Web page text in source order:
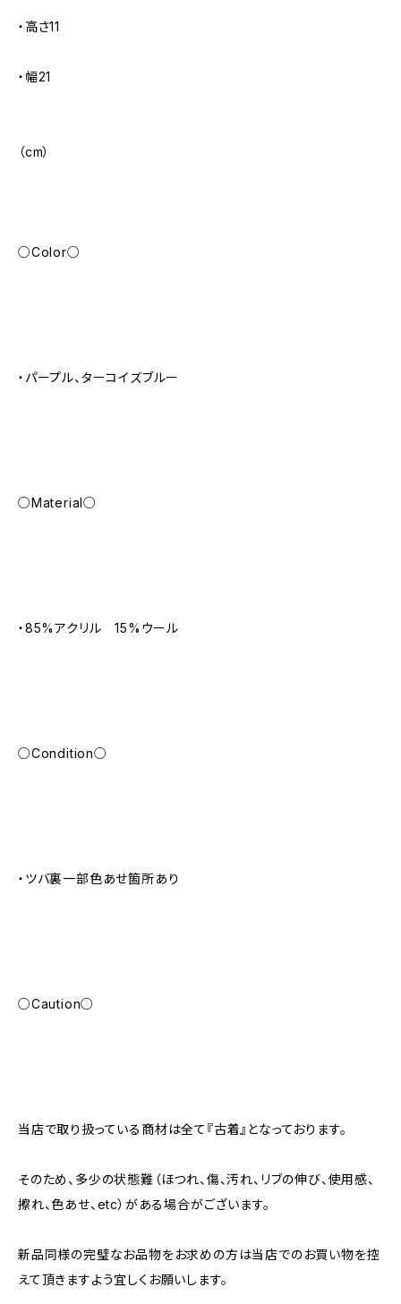
・高さ11
・幅21
（cm）
○Color○
・パープル、ターコイズブルー
○Material○
・85%アクリル 15%ウール
○Condition○
・ツバ裏一部色あせ箇所あり
○Caution○
当店で取り扱っている商材は全て『古着』となっております。
そのため、多少の状態難（ほつれ、傷、汚れ、リブの伸び、使用感、
擦れ、色あせ、etc）がある場合がございます。
新品同様の完璧なお品物をお求めの方は当店でのお買い物を控
えて頂きますよう宜しくお願いします。